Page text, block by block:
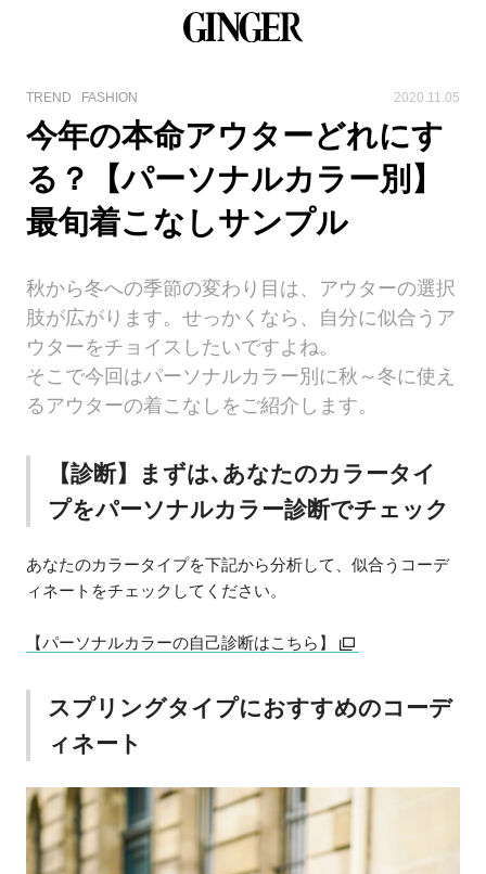
TREND FASHION 2020.11.05
今年の本命アウターどれにす
る？【パーソナルカラー別】
最旬着こなしサンプル
秋から冬への季節の変わり目は、アウターの選択
肢が広がります。せっかくなら、自分に似合うア
ウターをチョイスしたいですよね。
そこで今回はパーソナルカラー別に秋～冬に使え
るアウターの着こなしをご紹介します。
【診断】まずは､あなたのカラータイ
プをパーソナルカラー診断でチェック
あなたのカラータイプを下記から分析して、似合うコーデ
ィネートをチェックしてください。
【パーソナルカラーの自己診断はこちら】
スプリングタイプにおすすめのコーデ
ィネート